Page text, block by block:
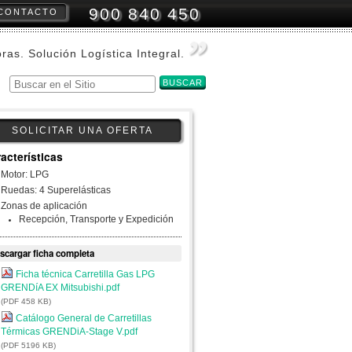
Buscar
900 840 450
Solución Logística Integral.
SOLICITAR UNA OFERTA
Motor: LPG
Ruedas: 4 Superelásticas
Zonas de aplicación
Recepción, Transporte y Expedición
ficha completa
Ficha técnica Carretilla Gas LPG
GRENDíA EX Mitsubishi.pdf
(PDF 458 KB)
Catálogo General de Carretillas
Térmicas GRENDiA-Stage V.pdf
(PDF 5196 KB)